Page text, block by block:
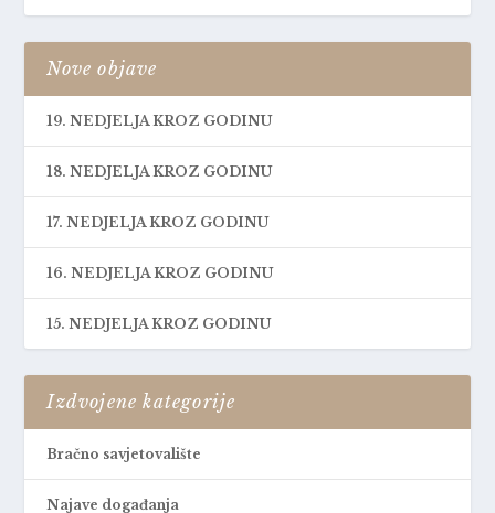
Nove objave
19. NEDJELJA KROZ GODINU
18. NEDJELJA KROZ GODINU
17. NEDJELJA KROZ GODINU
16. NEDJELJA KROZ GODINU
15. NEDJELJA KROZ GODINU
Izdvojene kategorije
Bračno savjetovalište
Najave događanja